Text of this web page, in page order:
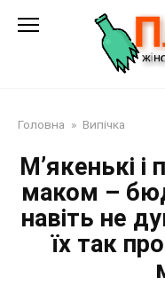
Головна » Випічка
М’якенькі і
маком –
навіть не
їх так